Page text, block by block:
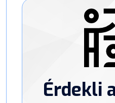
Érdekli